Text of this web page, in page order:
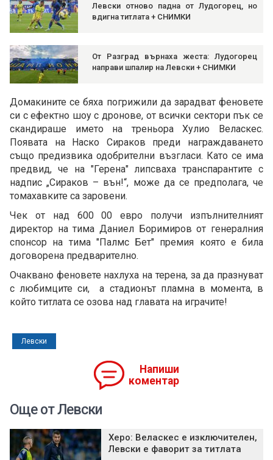
Левски отново падна от Лудогорец, но
вдигна титлата + СНИМКИ
От Разград върнаха жеста: Лудогорец
направи шпалир на Левски + СНИМКИ
Домакините се бяха погрижили да зарадват феновете
си с ефектно шоу с дронове, от всички сектори пък се
скандираше името на треньора Хулио Веласкес.
Появата на Наско Сираков преди награждаването
също предизвика одобрителни възгласи. Като се има
предвид, че на "Герена" липсваха транспарантите с
надпис „Сираков – вън!“, може да се предполага, че
томахавките са заровени.
Чек от над 600 00 евро получи изпълнителният
директор на тима Даниел Боримиров от генералния
спонсор на тима "Палмс Бет" премия която е била
договорена предварително.
Очаквано феновете нахлуха на терена, за да празнуват
с любимците си, а стадионът пламна в момента, в
който титлата се озова над главата на играчите!
Левски
Напиши
коментар
Още от Левски
Херо: Веласкес е изключителен,
Левски е фаворит за титлата